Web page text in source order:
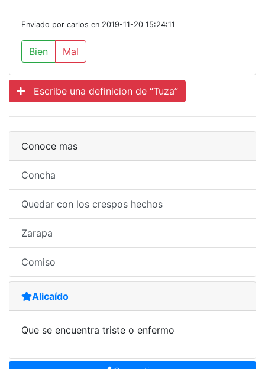
Enviado por carlos en 2019-11-20 15:24:11
Bien Mal
Escribe una definicion de “Tuza”
Conoce mas
Concha
Quedar con los crespos hechos
Zarapa
Comiso
Alicaído
Que se encuentra triste o enfermo